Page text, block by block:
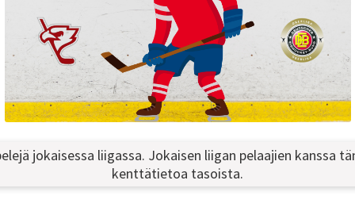
jokaisessa liigassa. Jokaisen liigan pelaajien kanssa
kenttätietoa tasoista.